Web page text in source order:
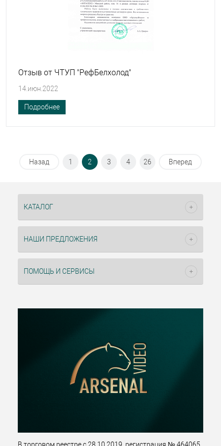
Отзыв от ЧТУП "РефБелхолод"
14.июн.2022
Подробнее
Назад 1 2 3 4 26 Вперед
КАТАЛОГ
НАШИ ПРЕДЛОЖЕНИЯ
ПОМОЩЬ И СЕРВИСЫ
В торговом реестре с 28.10.2019, регистрация № 464065.